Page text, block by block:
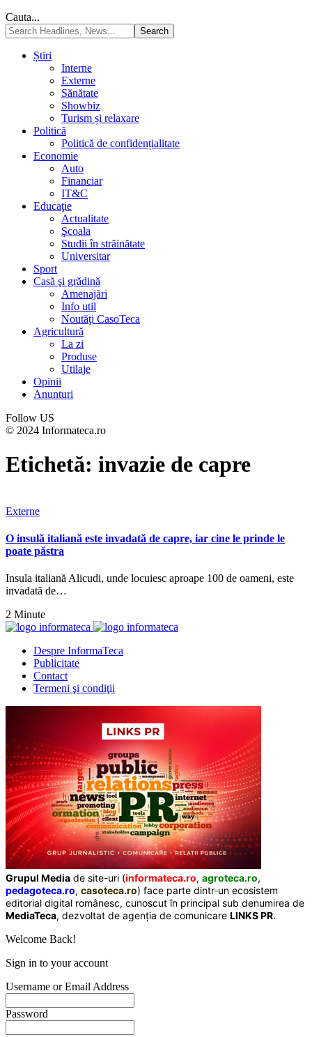
Cauta...
Știri
Interne
Externe
Sănătate
Showbiz
Turism și relaxare
Politică
Politică de confidențialitate
Economie
Auto
Financiar
IT&C
Educaţie
Actualitate
Şcoala
Studii în străinătate
Universitar
Sport
Casă şi grădină
Amenajări
Info util
Noutăţi CasoTeca
Agricultură
La zi
Produse
Utilaje
Opinii
Anunturi
Follow US
© 2024 Informateca.ro
Etichetă: invazie de capre
Externe
O insulă italiană este invadată de capre, iar cine le prinde le
poate păstra
Insula italiană Alicudi, unde locuiesc aproape 100 de oameni, este
invadată de…
2 Minute
Despre InformaTeca
Publicitate
Contact
Termeni şi condiţii
Grupul Media de site-uri (informateca.ro, agroteca.ro,
pedagoteca.ro, casoteca.ro) face parte dintr-un ecosistem
editorial digital românesc, cunoscut în principal sub denumirea de
MediaTeca, dezvoltat de agenția de comunicare LINKS PR.
Welcome Back!
Sign in to your account
Username or Email Address
Password